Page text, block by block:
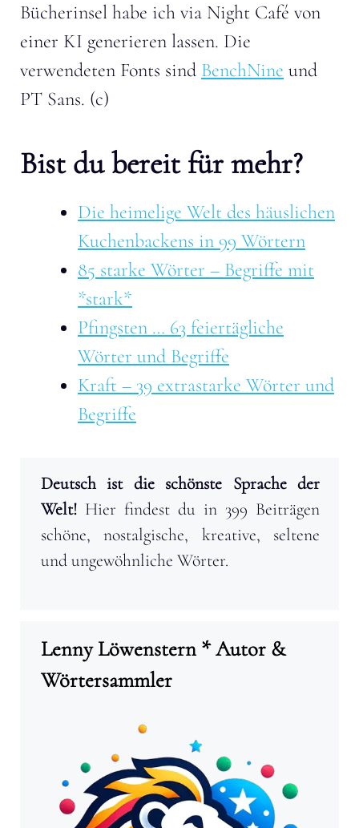
Bücherinsel habe ich via Night Café von
einer KI generieren lassen. Die
verwendeten Fonts sind BenchNine und
PT Sans. (c)
Bist du bereit für mehr?
Die heimelige Welt des häuslichen
Kuchenbackens in 99 Wörtern
85 starke Wörter – Begriffe mit
*stark*
Pfingsten … 63 feiertägliche
Wörter und Begriffe
Kraft – 39 extrastarke Wörter und
Begriffe
Deutsch ist die schönste Sprache der
Welt! Hier findest du in 399 Beiträgen
schöne, nostalgische, kreative, seltene
und ungewöhnliche Wörter.
Lenny Löwenstern * Autor &
Wörtersammler